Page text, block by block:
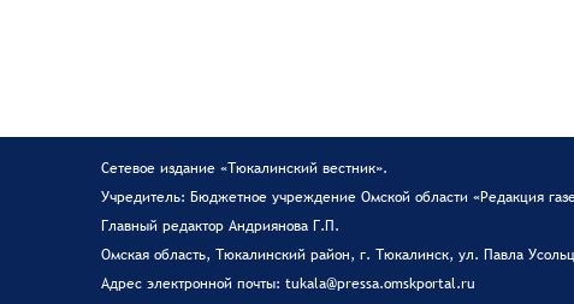
Сетевое издание «Тюкалинский вестник».
Учредитель: Бюджетное учреждение Омской области «Редакция
Главный редактор Андриянова Г.П.
Омская область, Тюкалинский район, г. Тюкалинск, ул. Павла
Адрес электронной почты: tukala@pressa.omskportal.ru